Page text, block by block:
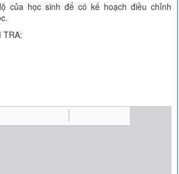
của học sinh để có kế hoạch điều chỉnh
TRA: